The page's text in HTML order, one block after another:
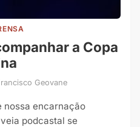
a Copa
Geovane
nossa encarnação
podcastal se